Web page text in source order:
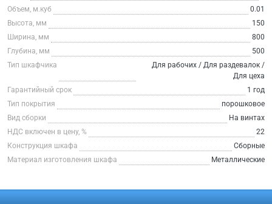
Объем, м.куб
0.01
Высота, мм
150
Ширина, мм
800
Глубина, мм
500
Тип шкафчика
Для рабочих / Для раздевалок /
Для цеха
Гарантийный срок
1 год
Тип покрытия
порошковое
Вид сборки
На винтах
НДС включен в цену, %
22
Конструкция шкафа
Сборные
Материал изготовления шкафа
Металлические